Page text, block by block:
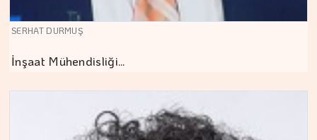
SERHAT DURMUŞ
İnşaat Mühendisliği…